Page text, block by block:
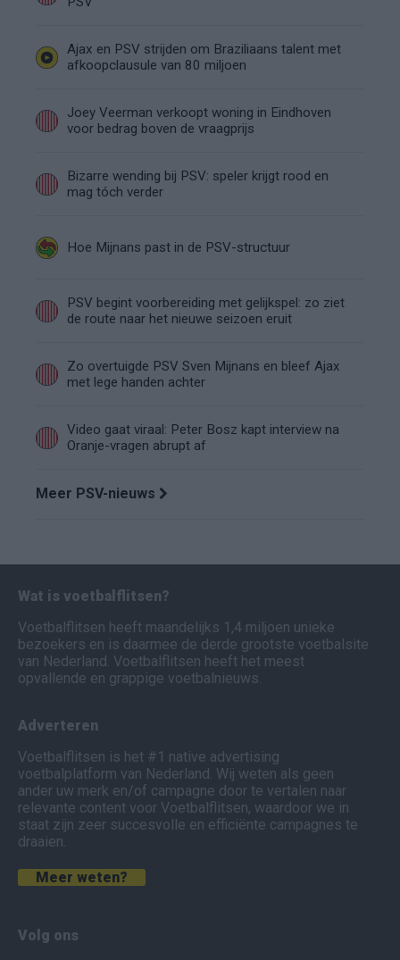
Ajax en PSV strijden om Braziliaans talent met
afkoopclausule van 80 miljoen
Joey Veerman verkoopt woning in Eindhoven
voor bedrag boven de vraagprijs
Bizarre wending bij PSV: speler krijgt rood en
mag tóch verder
Hoe Mijnans past in de PSV-structuur
PSV begint voorbereiding met gelijkspel: zo ziet
de route naar het nieuwe seizoen eruit
Zo overtuigde PSV Sven Mijnans en bleef Ajax
met lege handen achter
Video gaat viraal: Peter Bosz kapt interview na
Oranje-vragen abrupt af
Meer PSV-nieuws
Wat is voetbalflitsen?
Voetbalflitsen heeft maandelijks 1,4 miljoen unieke
bezoekers en is daarmee de derde grootste voetbalsite
van Nederland. Voetbalflitsen heeft het meest
opvallende en grappige voetbalnieuws.
Adverteren
Voetbalflitsen is het #1 native advertising
voetbalplatform van Nederland. Wij weten als geen
ander uw merk en/of campagne door te vertalen naar
relevante content voor Voetbalflitsen, waardoor we in
staat zijn zeer succesvolle en efficiënte campagnes te
draaien.
Meer weten?
Volg ons